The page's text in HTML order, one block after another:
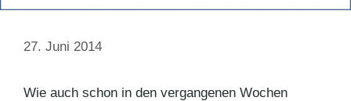
27. Juni 2014
Wie auch schon in den vergangenen Wochen